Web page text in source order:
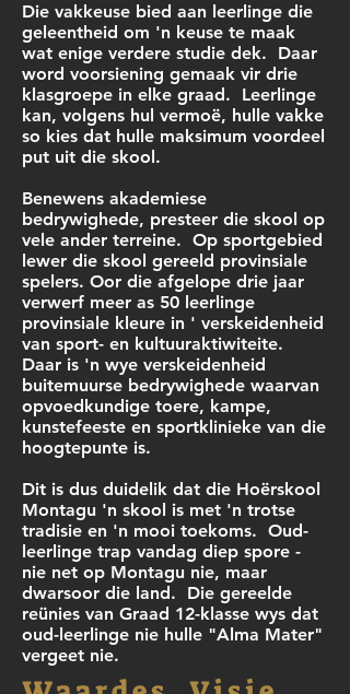
Die vakkeuse bied aan leerlinge die
geleentheid om 'n keuse te maak
wat enige verdere studie dek. Daar
word voorsiening gemaak vir drie
klasgroepe in elke graad. Leerlinge
kan, volgens hul vermoë, hulle vakke
so kies dat hulle maksimum voordeel
put uit die skool.
Benewens akademiese
bedrywighede, presteer die skool op
vele ander terreine. Op sportgebied
lewer die skool gereeld provinsiale
spelers. Oor die afgelope drie jaar
verwerf meer as 50 leerlinge
provinsiale kleure in ' verskeidenheid
van sport- en kultuuraktiwiteite.
Daar is 'n wye verskeidenheid
buitemuurse bedrywighede waarvan
opvoedkundige toere, kampe,
kunstefeeste en sportklinieke van die
hoogtepunte is.
Dit is dus duidelik dat die Hoërskool
Montagu 'n skool is met 'n trotse
tradisie en 'n mooi toekoms. Oud-
leerlinge trap vandag diep spore -
nie net op Montagu nie, maar
dwarsoor die land. Die gereelde
reünies van Graad 12-klasse wys dat
oud-leerlinge nie hulle "Alma Mater"
vergeet nie.